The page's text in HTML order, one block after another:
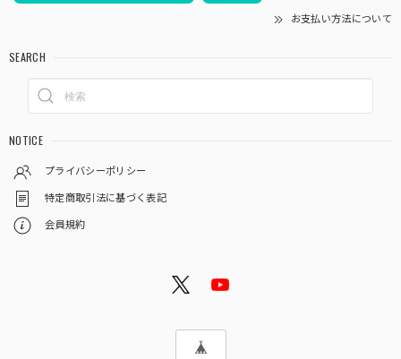
お支払い方法について
SEARCH
NOTICE
プライバシーポリシー
特定商取引法に基づく表記
会員規約